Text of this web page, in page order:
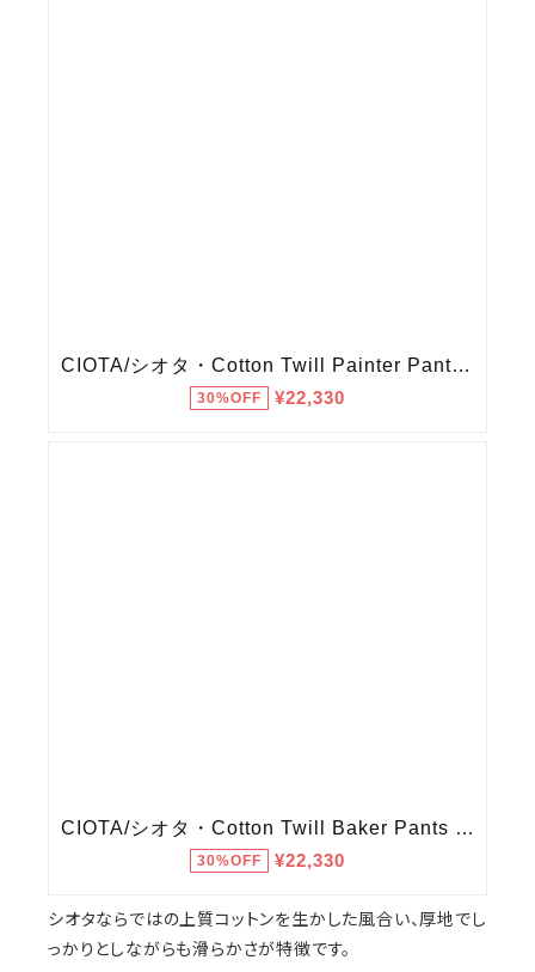
シオタならではの上質コットンを生かした風合い、厚地でし
っかりとしながらも滑らかさが特徴です。